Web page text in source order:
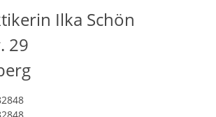
Ilka Schön
29